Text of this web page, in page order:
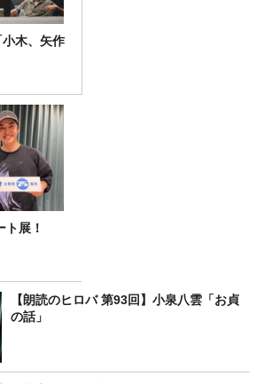
木、矢作
ト展！
【朗読のヒロバ 第93回】小泉八雲「お貞
の話」